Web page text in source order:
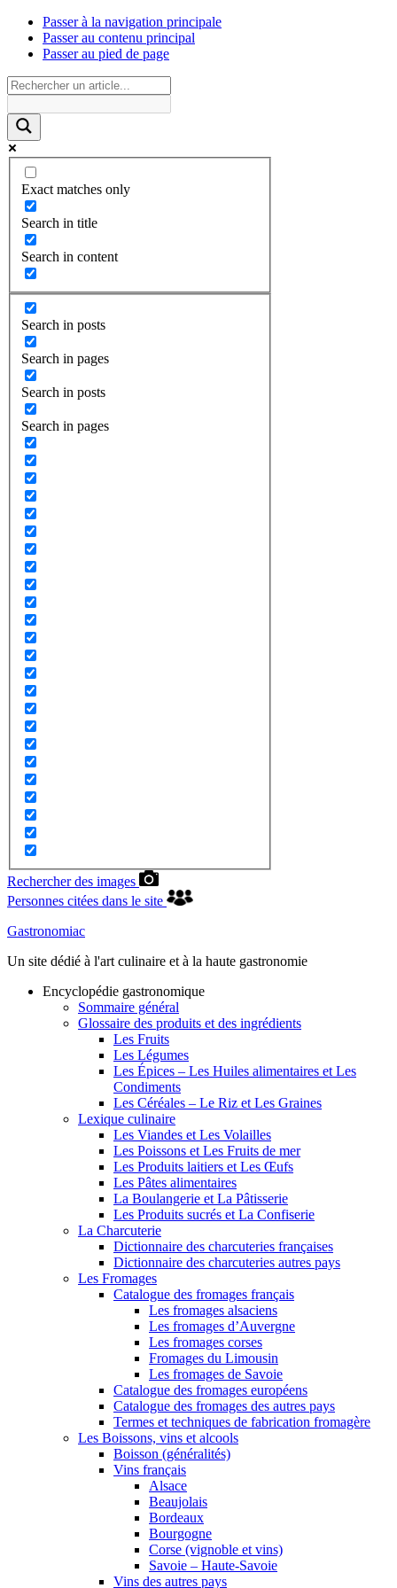
Passer à la navigation principale
Passer au contenu principal
Passer au pied de page
Exact matches only
Search in title
Search in content
Search in posts
Search in pages
Search in posts
Search in pages
Rechercher des images
Personnes citées dans le site
Gastronomiac
Un site dédié à l'art culinaire et à la haute gastronomie
Encyclopédie gastronomique
Sommaire général
Glossaire des produits et des ingrédients
Les Fruits
Les Légumes
Les Épices – Les Huiles alimentaires et Les
Condiments
Les Céréales – Le Riz et Les Graines
Lexique culinaire
Les Viandes et Les Volailles
Les Poissons et Les Fruits de mer
Les Produits laitiers et Les Œufs
Les Pâtes alimentaires
La Boulangerie et La Pâtisserie
Les Produits sucrés et La Confiserie
La Charcuterie
Dictionnaire des charcuteries françaises
Dictionnaire des charcuteries autres pays
Les Fromages
Catalogue des fromages français
Les fromages alsaciens
Les fromages d’Auvergne
Les fromages corses
Fromages du Limousin
Les fromages de Savoie
Catalogue des fromages européens
Catalogue des fromages des autres pays
Termes et techniques de fabrication fromagère
Les Boissons, vins et alcools
Boisson (généralités)
Vins français
Alsace
Beaujolais
Bordeaux
Bourgogne
Corse (vignoble et vins)
Savoie – Haute-Savoie
Vins des autres pays